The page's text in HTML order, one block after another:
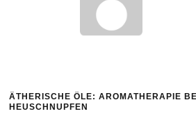
ÄTHERISCHE ÖLE: AROMATHERAPIE BEI
HEUSCHNUPFEN